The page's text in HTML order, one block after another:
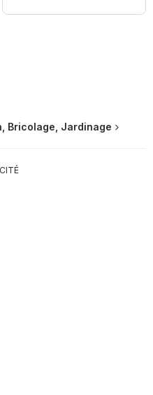
Bricolage, Jardinage